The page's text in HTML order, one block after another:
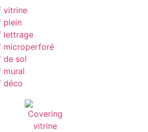
vitrine
plein
lettrage
microperforé
de sol
mural
déco